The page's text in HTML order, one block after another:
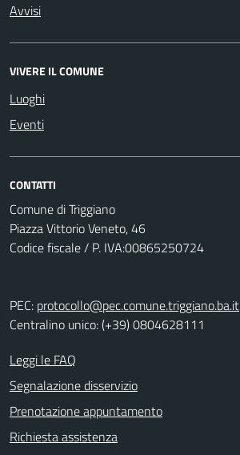
Avvisi
VIVERE IL COMUNE
Luoghi
Eventi
CONTATTI
Comune di Triggiano
Piazza Vittorio Veneto, 46
Codice fiscale / P. IVA:00865250724
PEC: protocollo@pec.comune.triggiano.ba.it
Centralino unico: (+39) 0804628111
Leggi le FAQ
Segnalazione disservizio
Prenotazione appuntamento
Richiesta assistenza